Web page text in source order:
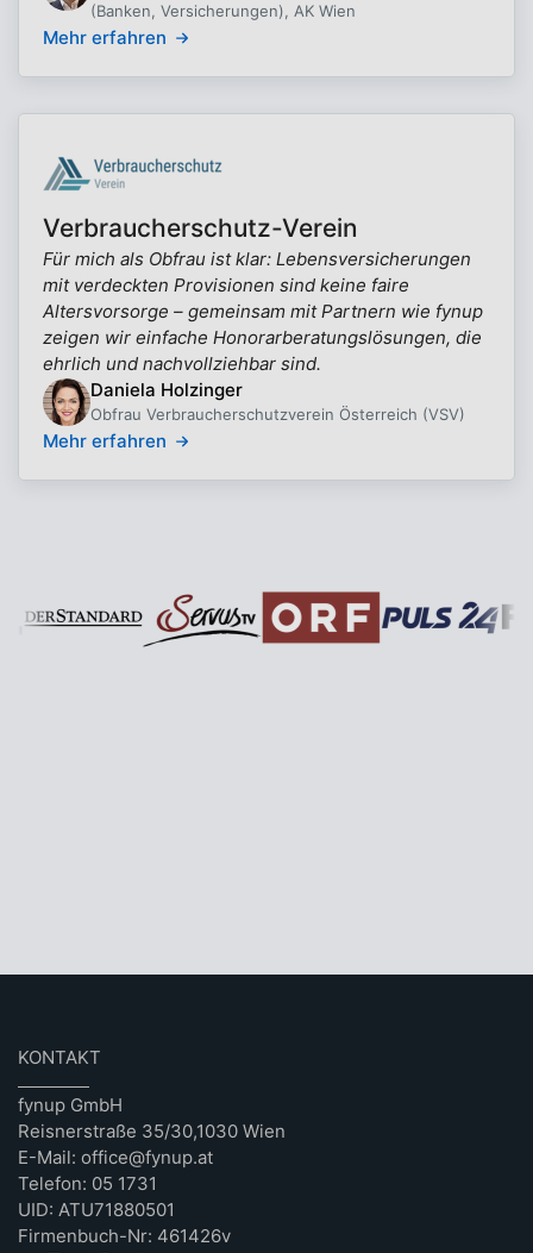
(Banken, Versicherungen), AK Wien
Mehr erfahren
Verbraucherschutz-Verein
Für mich als Obfrau ist klar: Lebensversicherungen
mit verdeckten Provisionen sind keine faire
Altersvorsorge – gemeinsam mit Partnern wie fynup
zeigen wir einfache Honorarberatungslösungen, die
ehrlich und nachvollziehbar sind.
Daniela Holzinger
Obfrau Verbraucherschutzverein Österreich (VSV)
Mehr erfahren
KONTAKT
fynup GmbH
Reisnerstraße 35/30,1030 Wien
E-Mail: office@fynup.at
Telefon: 05 1731
UID: ATU71880501
Firmenbuch-Nr: 461426v